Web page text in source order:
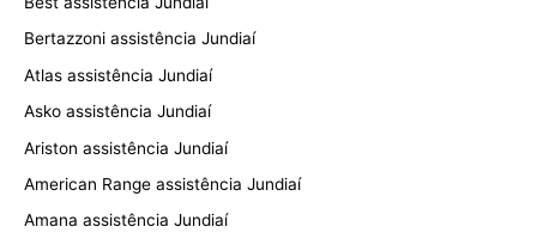
Bertazzoni assistência Jundiaí
Atlas assistência Jundiaí
Asko assistência Jundiaí
Ariston assistência Jundiaí
American Range assistência Jundiaí
Amana assistência Jundiaí